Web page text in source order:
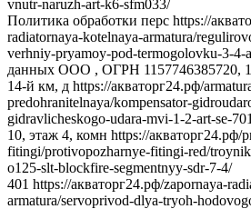
vnutr-naruzh-art-k6-sfm033/
Политика обработки перс https://
radiatornaya-kotelnaya-armatura/
verhniy-pryamoy-pod-termogolovku-3-4-
данных ООО , ОГРН 1157746385720,
14-й км, д https://акваторг24.рф/
predohranitelnaya/kompensator-
gidravlicheskogo-udara-mvi-1-2-art-se-
10, этаж 4, комн https://акваторг24.рф/
fitingi/protivopozharnye-fitingi-red/
o125-slt-blockfire-segmentnyy-sdr-7-4/
401 https://акваторг24.рф/zapornaya-
armatura/servoprivod-dlya-tryoh-